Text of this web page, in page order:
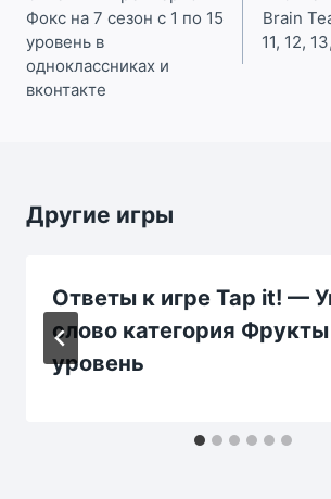
записям
Фокс на 7 сезон с 1 по 15
уровень в
одноклассниках и
вконтакте
Brain
11, 12,
Другие игры
Ответы к игре Tap it! —
слово категория Фрукты
уровень